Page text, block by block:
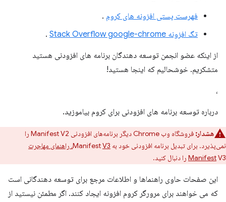
فهرست پستی افزونه های کروم .
تگ افزونه Stack Overflow google-chrome
.
از اینکه عضو انجمن توسعه دهندگان برنامه های افزودنی هستید
متشکریم. خوشحالیم که اینجا هستید!
،
درباره توسعه برنامه های افزودنی برای کروم بیاموزید.
هشدار:
فروشگاه وب Chrome دیگر برنامه‌های افزودنی Manifest V2 را
نمی‌پذیرد. برای تبدیل برنامه افزودنی خود به Manifest
V3، راهنمای مهاجرت
ManifestV3 را دنبال کنید.
این صفحات حاوی راهنماها و اطلاعات مرجع برای توسعه دهندگانی است
که می خواهند برای مرورگر کروم افزونه ایجاد کنند. اگر مطمئن نیستید از